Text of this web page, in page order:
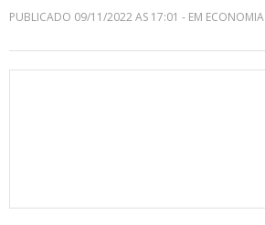
PUBLICADO 09/11/2022 AS 17:01 - EM ECONOMIA